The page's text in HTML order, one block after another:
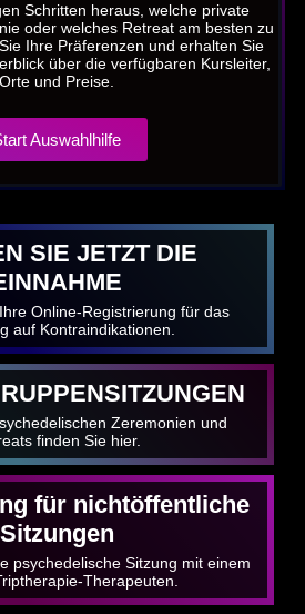
Schritten heraus, welche private
oder welches Retreat am besten zu
Ihre Präferenzen und erhalten Sie
über die verfügbaren Kursleiter,
Orte und Preise.
Auswahlhilfe
SIE JETZT DIE
Online-Registrierung für das
auf Kontraindikationen.
Zeremonien und
finden Sie hier.
für nichtöffentliche
Sitzungen
psychedelische Sitzung mit einem
Therapeuten.